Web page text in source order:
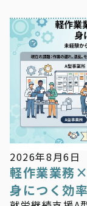
2026年8月6日
軽作業業務
身につく効